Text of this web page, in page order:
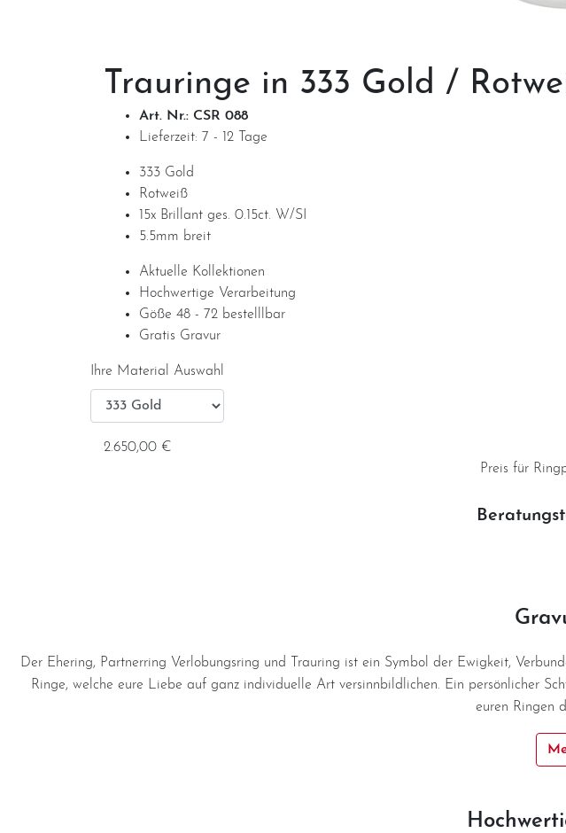
Trauringe in 333 Gold /
Art. Nr.: CSR 088
Lieferzeit: 7 - 12 Tage
333 Gold
Rotweiß
15x Brillant ges. 0.15ct. W/SI
5.5mm breit
Aktuelle Kollektionen
Hochwertige Verarbeitung
Göße 48 - 72 bestelllbar
Gratis Gravur
Ihre Material Auswahl
2.650,00 €
Preis für
Der Ehering, Partnerring Verlobungsring und Trauring ist ein Symbol der Ewigkeit,
Ringe, welche eure Liebe auf ganz individuelle Art versinnbildlichen. Ein persönlicher
euren Ringen